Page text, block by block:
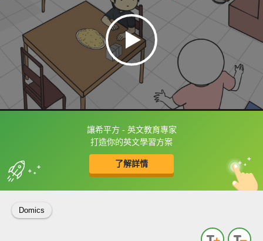
讓希平方 - 英文教育專家
打造你的英文學習方案
了解詳情
框選或點兩下字幕可以直接查字典喔！
收錄佳句 中
英
Domics